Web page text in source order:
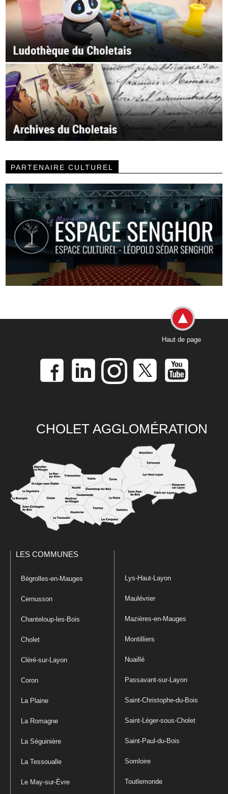
PARTENAIRE CULTUREL
Haut de page
CHOLET AGGLOMÉRATION
LES COMMUNES
Bégrolles-en-Mauges
Cernusson
Chanteloup-les-Bois
Cholet
Cléré-sur-Layon
Coron
La Plaine
La Romagne
La Séguinière
La Tessoualle
Le May-sur-Èvre
Lys-Haut-Layon
Maulévrier
Mazières-en-Mauges
Montilliers
Nuaillé
Passavant-sur-Layon
Saint-Christophe-du-Bois
Saint-Léger-sous-Cholet
Saint-Paul-du-Bois
Somloire
Toutlemonde